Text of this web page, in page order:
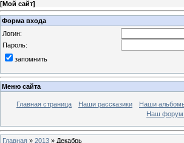
[Мой сайт]
Форма входа
Логин:
Пароль:
запомнить
Меню сайта
Главная страница Наши рассказики Наши
Наш форум
Главная » 2013 » Декабрь